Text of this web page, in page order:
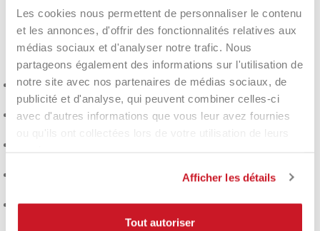
Les cookies nous permettent de personnaliser le contenu
et les annonces, d'offrir des fonctionnalités relatives aux
médias sociaux et d'analyser notre trafic. Nous
partageons également des informations sur l'utilisation de
notre site avec nos partenaires de médias sociaux, de
publicité et d'analyse, qui peuvent combiner celles-ci
avec d'autres informations que vous leur avez fournies
Afficher les détails
Tout autoriser
Bullpadel Hack 04
Hybrid Cloud 2026 ?
Joueurs intermédiaires et avancésrecherchant confort et
performance
Pour ceux qui recherchent une raquettelégère et maniable
réduire les vibrations
et
Pour ceux qui aiment un design « pro » dans le style de
, mais avec une sensation de douceur.